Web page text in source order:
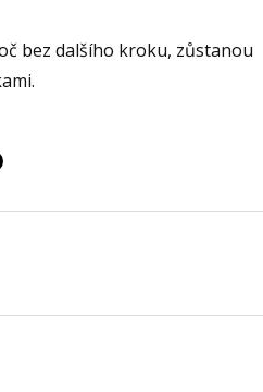
bez dalšího kroku, zůstanou